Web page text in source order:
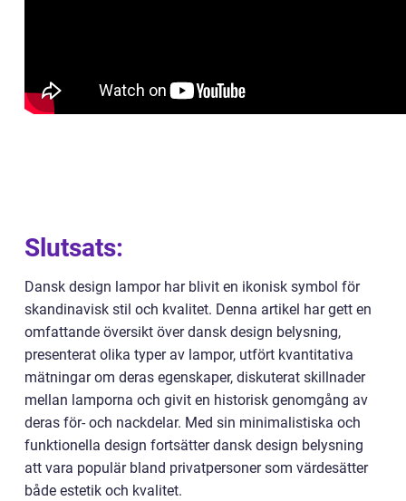
Slutsats:
Dansk design lampor har blivit en ikonisk symbol för
skandinavisk stil och kvalitet. Denna artikel har gett en
omfattande översikt över dansk design belysning,
presenterat olika typer av lampor, utfört kvantitativa
mätningar om deras egenskaper, diskuterat skillnader
mellan lamporna och givit en historisk genomgång av
deras för- och nackdelar. Med sin minimalistiska och
funktionella design fortsätter dansk design belysning
att vara populär bland privatpersoner som värdesätter
både estetik och kvalitet.